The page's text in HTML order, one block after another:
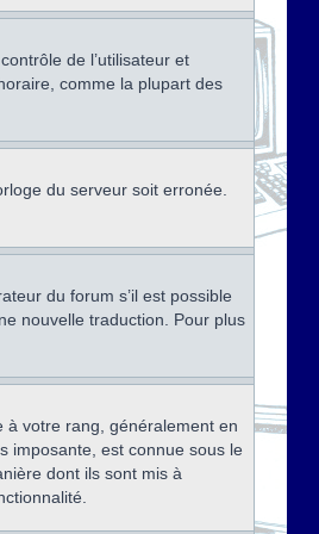
de l’utilisateur et
comme la plupart des
du serveur soit erronée.
du forum s’il est possible
nouvelle traduction. Pour plus
à votre rang, généralement en
imposante, est connue sous le
dont ils sont mis à